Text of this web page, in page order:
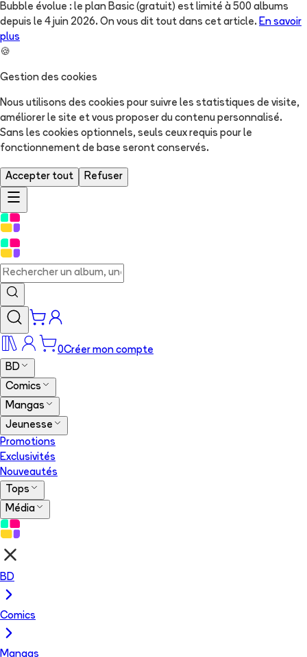
Bubble évolue : le plan Basic (gratuit) est limité à 500 albums
depuis le 4 juin 2026. On vous dit tout dans cet article. En savoir
plus
🍪
Gestion des cookies
Nous utilisons des cookies pour suivre les statistiques de visite,
améliorer le site et vous proposer du contenu personnalisé.
Sans les cookies optionnels, seuls ceux requis pour le
fonctionnement de base seront conservés.
Accepter tout Refuser
0Créer mon compte
BD
Comics
Mangas
Jeunesse
Promotions
Exclusivités
Nouveautés
Tops
Média
BD
Comics
Mangas